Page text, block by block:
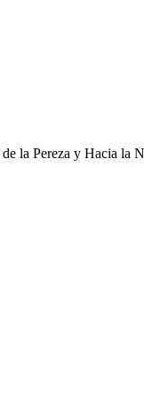
la Pereza y Hacia la